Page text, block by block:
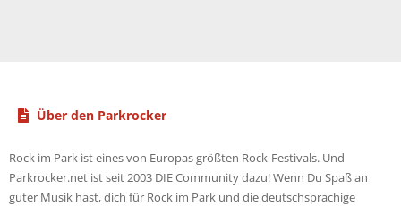
Über den Parkrocker
Rock im Park ist eines von Europas größten Rock-Festivals. Und
Parkrocker.net ist seit 2003 DIE Community dazu! Wenn Du Spaß an
guter Musik hast, dich für Rock im Park und die deutschsprachige